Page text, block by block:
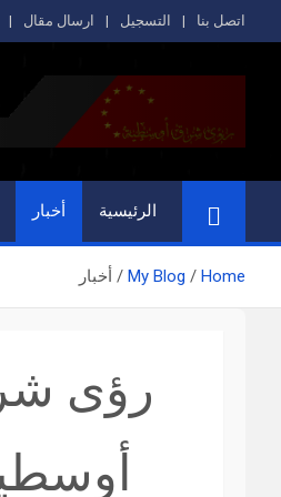
to
اتصل بنا التسجيل ارسال مقال
الرئيسية أخبار
Home
My Blog أخبار
رؤى